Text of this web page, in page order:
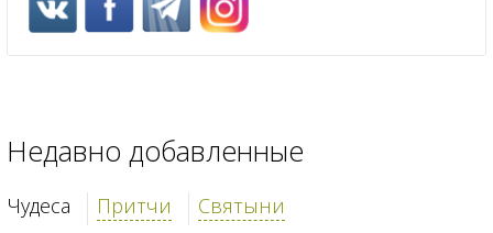
Недавно добавленные
Чудеса Притчи Святыни